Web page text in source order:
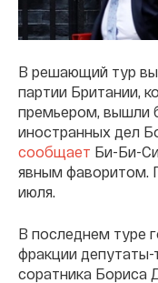
В решающий тур
партии Британии,
премьером, вышли
иностранных дел
сообщает Би-Би-
явным фаворитом.
июля.
В последнем туре
фракции
соратника Бориса